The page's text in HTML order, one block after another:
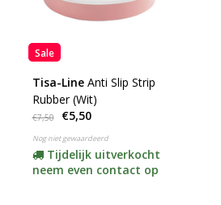
Sale
Tisa-Line Anti Slip Strip
Rubber (Wit)
€7,50 €5,50
Nog niet gewaardeerd
Tijdelijk uitverkocht
neem even contact op